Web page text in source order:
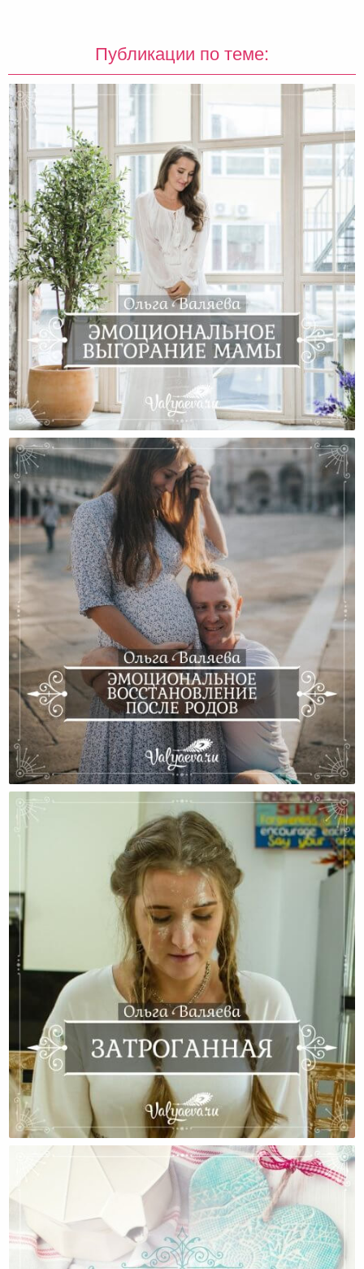
Публикации по теме:
Эмоциональное Выгорание Молодой Мамы
Эмоциональное Восстановление После Родов
Затроганная Или Немного О Сенсорной
Перезагрузке